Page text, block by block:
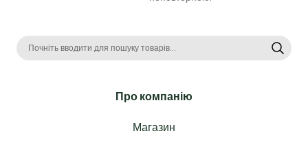
Про компанію
Магазин